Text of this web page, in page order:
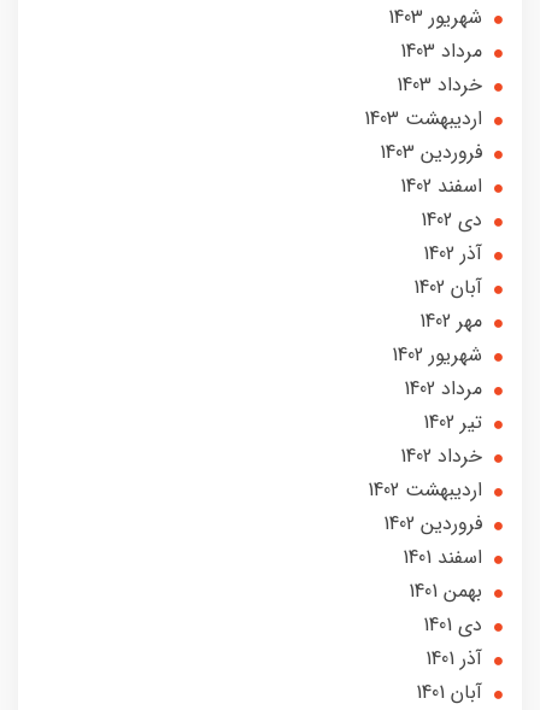
شهریور 1403
مرداد 1403
خرداد 1403
ارديبهشت 1403
فروردین 1403
اسفند 1402
دی 1402
آذر 1402
آبان 1402
مهر 1402
شهریور 1402
مرداد 1402
تير 1402
خرداد 1402
ارديبهشت 1402
فروردین 1402
اسفند 1401
بهمن 1401
دی 1401
آذر 1401
آبان 1401